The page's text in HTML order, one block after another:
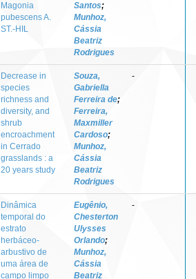
Magonia
pubescens A.
ST.-HIL
Santos;
Munhoz,
Cássia
Beatriz
Rodrigues
Decrease in
species
richness and
diversity, and
shrub
encroachment
in Cerrado
grasslands : a
20 years study
Souza,
Gabriella
Ferreira de;
Ferreira,
Maxmiller
Cardoso;
Munhoz,
Cássia
Beatriz
Rodrigues
-
Dinâmica
temporal do
estrato
herbáceo-
arbustivo de
uma área de
campo limpo
Eugênio,
Chesterton
Ulysses
Orlando;
Munhoz,
Cássia
Beatriz
-